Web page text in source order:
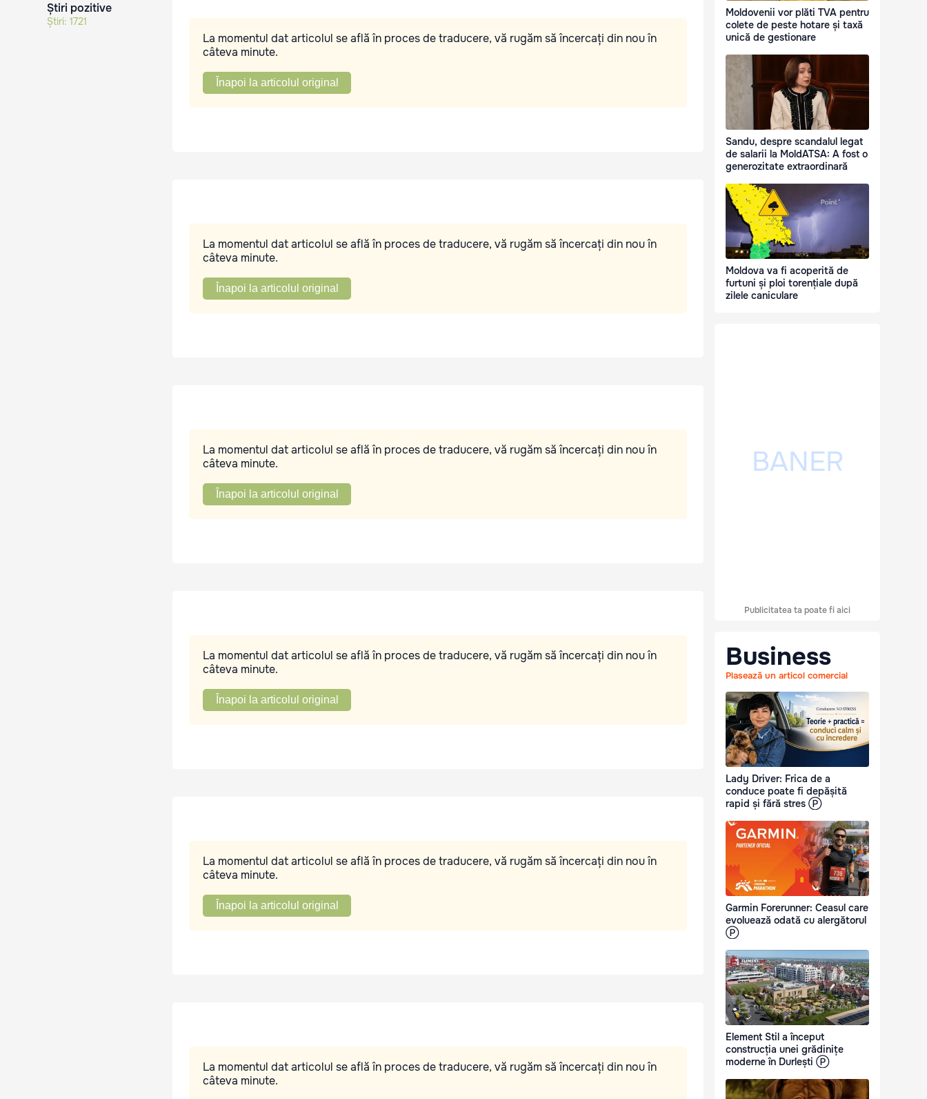
Știri pozitive
Știri: 1721
La momentul dat articolul se află în proces de traducere, vă rugăm să încercați din nou în
câteva minute.
Înapoi la articolul original
La momentul dat articolul se află în proces de traducere, vă rugăm să încercați din nou în
câteva minute.
Înapoi la articolul original
La momentul dat articolul se află în proces de traducere, vă rugăm să încercați din nou în
câteva minute.
Înapoi la articolul original
La momentul dat articolul se află în proces de traducere, vă rugăm să încercați din nou în
câteva minute.
Înapoi la articolul original
La momentul dat articolul se află în proces de traducere, vă rugăm să încercați din nou în
câteva minute.
Înapoi la articolul original
La momentul dat articolul se află în proces de traducere, vă rugăm să încercați din nou în
câteva minute.
Moldovenii vor plăti TVA pentru
colete de peste hotare și taxă
unică de gestionare
Sandu, despre scandalul legat
de salarii la MoldATSA: A fost o
generozitate extraordinară
Moldova va fi acoperită de
furtuni și ploi torențiale după
zilele caniculare
Publicitatea ta poate fi aici
Business
Plasează un articol comercial
Lady Driver: Frica de a
conduce poate fi depășită
rapid și fără stres Ⓟ
Garmin Forerunner: Ceasul care
evoluează odată cu alergătorul
Ⓟ
Element Stil a început
construcția unei grădinițe
moderne în Durlești Ⓟ